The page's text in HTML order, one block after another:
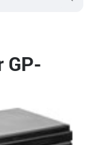
GP-